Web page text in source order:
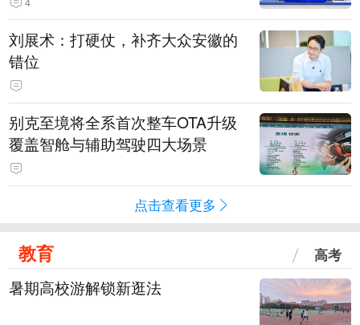
刘展术：打硬仗，补齐大众安徽的
错位
别克至境将全系首次整车OTA升级
覆盖智舱与辅助驾驶四大场景
点击查看更多
教育 高考
暑期高校游解锁新逛法